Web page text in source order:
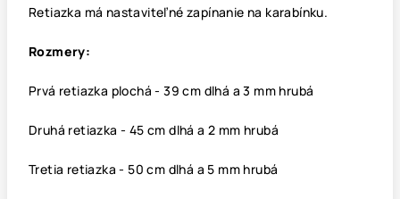
Retiazka má nastaviteľné zapínanie na karabínku.
Rozmery:
Prvá retiazka plochá - 39 cm dlhá a 3 mm hrubá
Druhá retiazka - 45 cm dlhá a 2 mm hrubá
Tretia retiazka - 50 cm dlhá a 5 mm hrubá